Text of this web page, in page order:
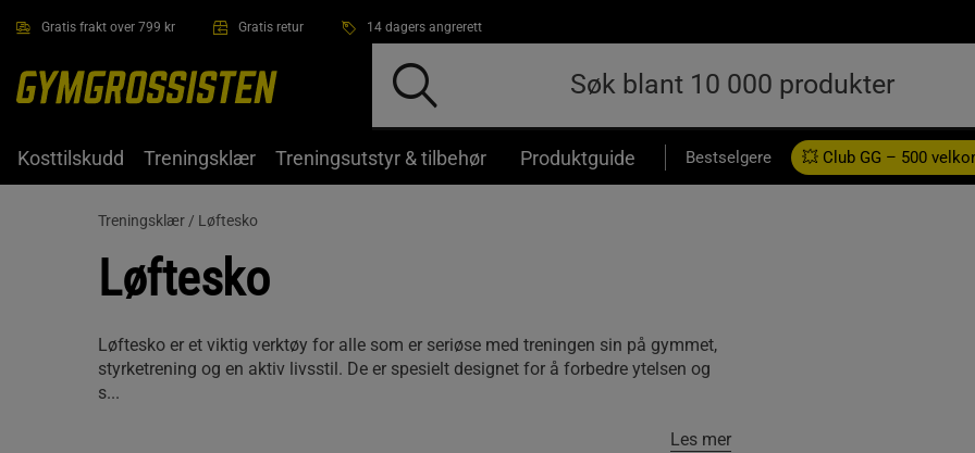
Gratis frakt over 799 kr Gratis retur 14 dagers angrerett
Kosttilskudd Treningsklær Treningsutstyr & tilbehør Produktguide Bestselgere 💥 Club GG – 500
Treningsklær / Løftesko
Løftesko
Løftesko er et viktig verktøy for alle som er seriøse med treningen sin på gymmet,
styrketrening og en aktiv livsstil. De er spesielt designet for å forbedre ytelsen og
s...
Les mer